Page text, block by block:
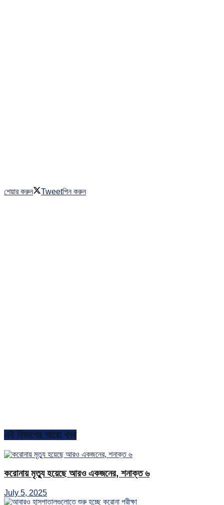
শেয়ার করুন Tweetপিন করুন
এই বিভাগের আরো খবর
করোনায় মৃত্যু হয়েছে আরও একজনের, শনাক্ত ৬
July 5, 2025